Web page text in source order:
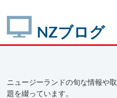
NZブログ
ニュージーランドの旬な情報や
題を綴っています。